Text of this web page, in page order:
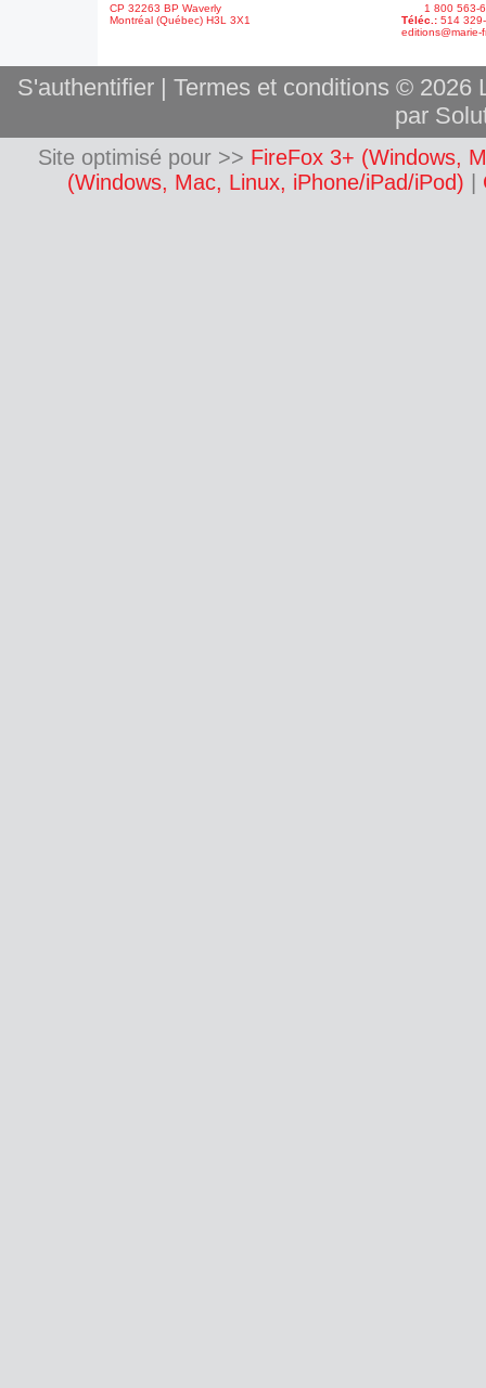
CP 32263 BP Waverly
Montréal (Québec) H3L 3X1
1 800 563-
Téléc.: 514
editions@marie-
S'authentifier| Termes et conditions © 2026
par
Site optimisé pour >> FireFox 3+ (Windows,
(Windows, Mac, Linux, iPhone/iPad/iPod)